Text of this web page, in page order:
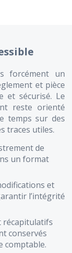
forcément un
et pièce
et sécurisé. Le
reste orienté
temps sur des
traces utiles.
de
un format
et
l’intégrité
récapitulatifs
conservés
comptable.